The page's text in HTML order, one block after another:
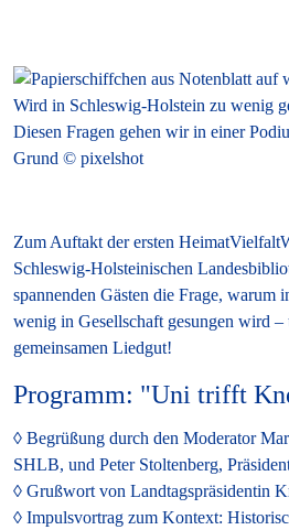
Wird in Schleswig-Holstein zu wenig
Diesen Fragen gehen wir in einer
Grund © pixelshot
Zum Auftakt der ersten
Schleswig-Holsteinischen
spannenden Gästen die Frage, warum
wenig in Gesellschaft gesungen wird –
gemeinsamen Liedgut!
Programm: "Uni trifft
Begrüßung durch den Moderator
SHLB, und Peter Stoltenberg,
Grußwort von Landtagspräsidentin
Impulsvortrag zum Kontext: